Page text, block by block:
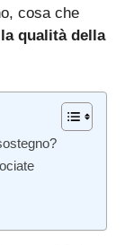
cosa che
la qualità della